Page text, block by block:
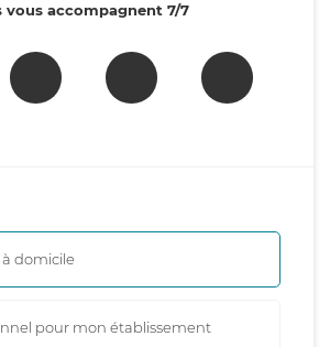
vous accompagnent 7/7
domicile
pour mon établissement